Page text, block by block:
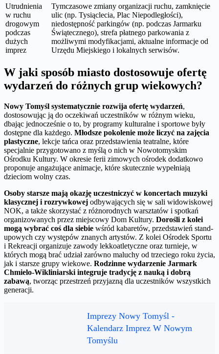
Utrudnienia
w ruchu
drogowym
podczas
dużych
imprez
Tymczasowe zmiany organizacji ruchu, zamknięcie
ulic (np. Tysiąclecia, Plac Niepodległości),
niedostępność parkingów (np. podczas Jarmarku
Świątecznego), strefa płatnego parkowania z
możliwymi modyfikacjami, aktualne informacje od
Urzędu Miejskiego i lokalnych serwisów.
W jaki sposób miasto dostosowuje ofertę
wydarzeń do różnych grup wiekowych?
Nowy Tomyśl systematycznie rozwija ofertę wydarzeń,
dostosowując ją do oczekiwań uczestników w różnym wieku,
dbając jednocześnie o to, by programy kulturalne i sportowe były
dostępne dla każdego. Młodsze pokolenie może liczyć na zajęcia
plastyczne, lekcje tańca oraz przedstawienia teatralne, które
specjalnie przygotowano z myślą o nich w Nowotomyskim
Ośrodku Kultury. W okresie ferii zimowych ośrodek dodatkowo
proponuje angażujące animacje, które skutecznie wypełniają
dzieciom wolny czas.
Osoby starsze mają okazję uczestniczyć w koncertach muzyki
klasycznej i rozrywkowej odbywających się w sali widowiskowej
NOK, a także skorzystać z różnorodnych warsztatów i spotkań
organizowanych przez miejscowy Dom Kultury. Dorośli z kolei
mogą wybrać coś dla siebie wśród kabaretów, przedstawień stand-
upowych czy występów znanych artystów. Z kolei Ośrodek Sportu
i Rekreacji organizuje zawody lekkoatletyczne oraz turnieje, w
których mogą brać udział zarówno maluchy od trzeciego roku życia,
jak i starsze grupy wiekowe. Rodzinne wydarzenie Jarmark
Chmielo-Wikliniarski integruje tradycję z nauką i dobrą
zabawą, tworząc przestrzeń przyjazną dla uczestników wszystkich
generacji.
Imprezy Nowy Tomyśl -
Kalendarz Imprez W Nowym
Tomyślu